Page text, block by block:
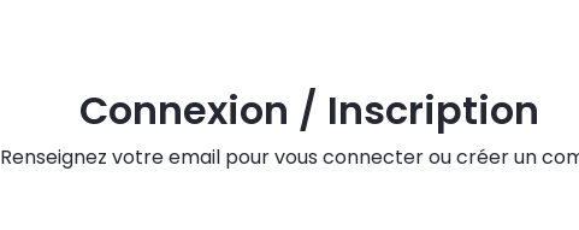
Connexion / Inscription
Renseignez votre email pour vous connecter ou créer un